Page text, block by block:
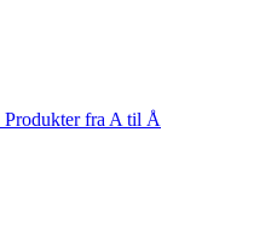
Produkter fra A til Å